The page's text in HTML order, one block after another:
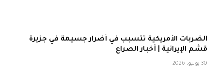
الضربات الأمريكية تتسبب في أضرار جسيمة في جزيرة
قشم الإيرانية | أخبار الصراع
30 يوليو، 2026